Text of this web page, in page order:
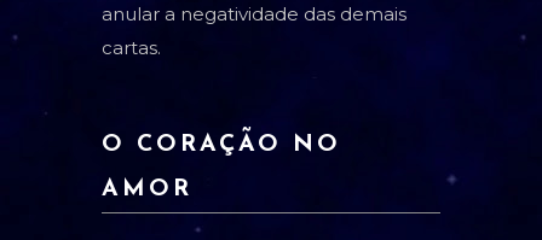
anular a negatividade das demais
cartas.
O CORAÇÃO NO
AMOR